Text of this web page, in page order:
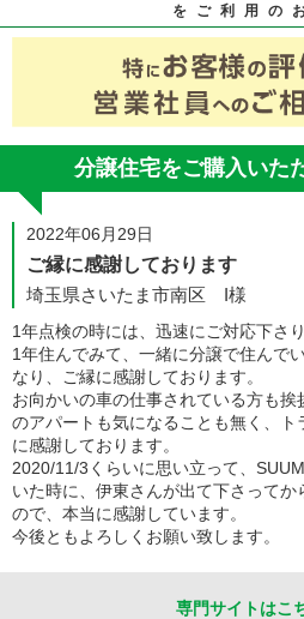
をご利用の
分譲住宅をご購入いた
2022年06月29日
ご縁に感謝しております
埼玉県さいたま市南区 I様
1年点検の時には、迅速にご対応下さ
1年住んでみて、一緒に分譲で住んで
なり、ご縁に感謝しております。
お向かいの車の仕事されている方も
のアパートも気になることも無く、ト
に感謝しております。
2020/11/3くらいに思い立って、
いた時に、伊東さんが出て下さって
ので、本当に感謝しています。
今後ともよろしくお願い致します。
専門サイトはこ